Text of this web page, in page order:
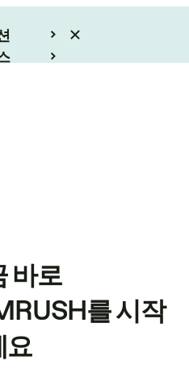
바로
를 시작
요